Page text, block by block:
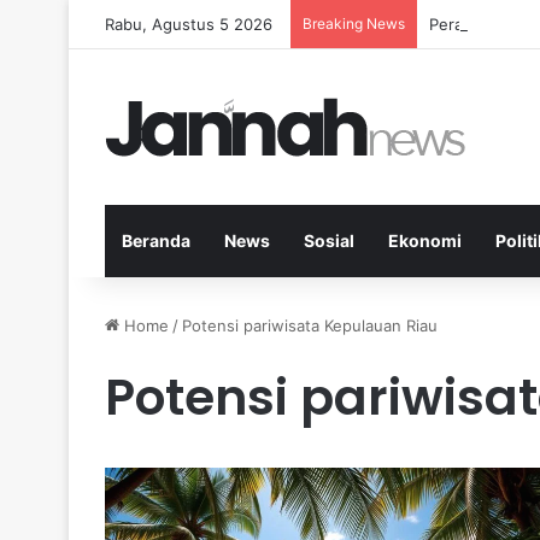
Rabu, Agustus 5 2026 Breaking News Peran
Beranda News Sosial Ekonomi
Home / Potensi pariwisata Kepulauan Riau
Potensi